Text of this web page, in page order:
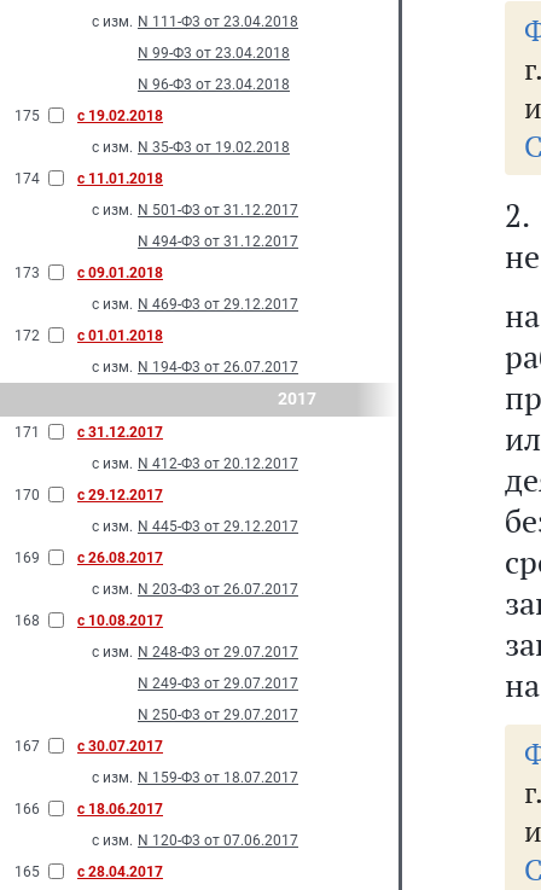
с изм. N 111-Ф3 от 23.04.2018
N 99-Ф3 от 23.04.2018
N 96-Ф3 от 23.04.2018
175
с 19.02.2018
с изм. N 35-Ф3 от 19.02.2018
174
с 11.01.2018
с изм. N 501-Ф3 от 31.12.2017
N 494-Ф3 от 31.12.2017
173
с 09.01.2018
с изм. N 469-Ф3 от 29.12.2017
172
с 01.01.2018
с изм. N 194-Ф3 от 26.07.2017
2017
171
с 31.12.2017
с изм. N 412-Ф3 от 20.12.2017
170
с 29.12.2017
с изм. N 445-Ф3 от 29.12.2017
169
с 26.08.2017
с изм. N 203-Ф3 от 26.07.2017
168
с 10.08.2017
с изм. N 248-Ф3 от 29.07.2017
N 249-Ф3 от 29.07.2017
N 250-Ф3 от 29.07.2017
167
с 30.07.2017
с изм. N 159-Ф3 от 18.07.2017
166
с 18.06.2017
с изм. N 120-Ф3 от 07.06.2017
165
с 28.04.2017